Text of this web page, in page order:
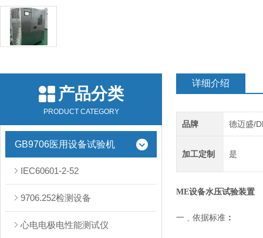
产品分类
PRODUCT CATEGORY
GB9706医用设备试验机
IEC60601-2-52
9706.252检测设备
心电电极电性能测试仪
详细介绍
品牌 德迈盛/
加工定制 是
ME设备水压试验装置
一﹑依据标准 ：